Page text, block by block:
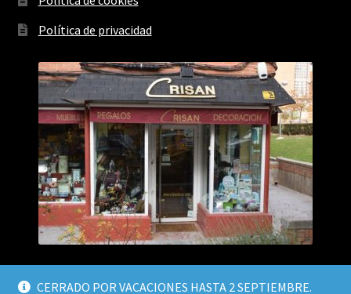
CERRADO POR VACACIONES HASTA 2 SEPTIEMBRE.
Política de privacidad